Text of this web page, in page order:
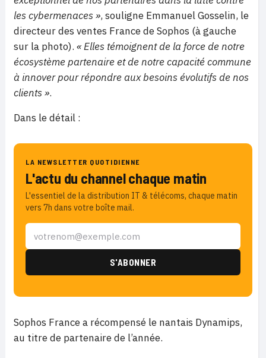
les cybermenaces », souligne Emmanuel Gosselin, le
directeur des ventes France de Sophos (à gauche
sur la photo). « Elles témoignent de la force de notre
écosystème partenaire et de notre capacité commune
à innover pour répondre aux besoins évolutifs de nos
clients ».
Dans le détail :
LA NEWSLETTER QUOTIDIENNE
L'actu du channel chaque matin
L'essentiel de la distribution IT & télécoms, chaque matin
vers 7h dans votre boîte mail.
Sophos France a récompensé le nantais Dynamips,
au titre de partenaire de l’année.